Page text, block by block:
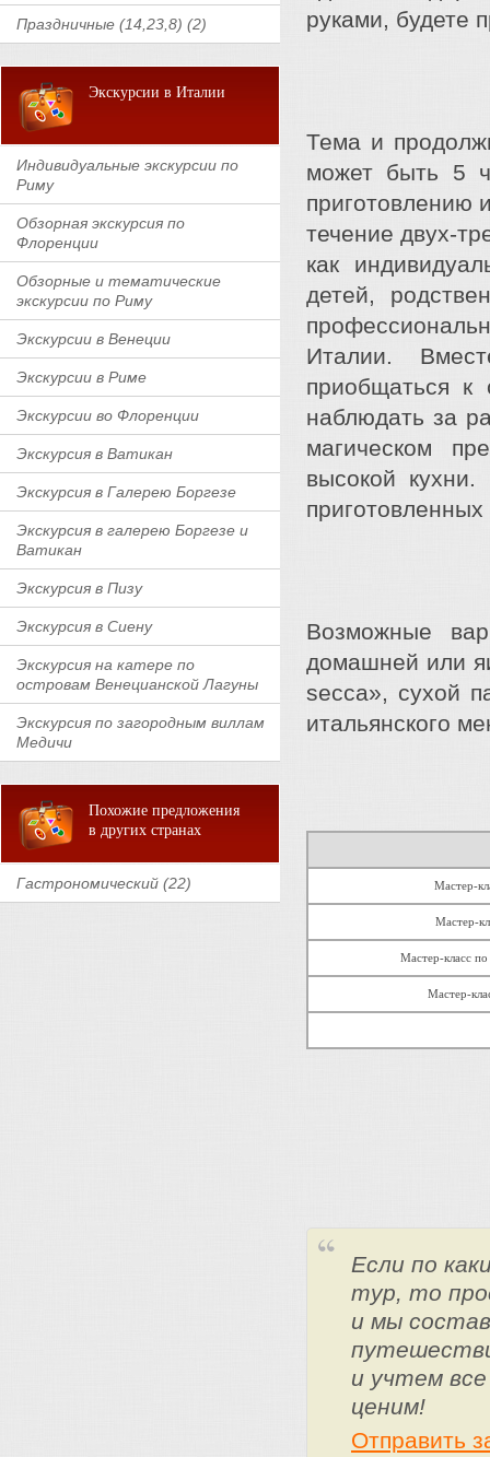
Праздничные (14,23,8) (2)
Экскурсии в Италии
Индивидуальные экскурсии по
Риму
Обзорная экскурсия по
Флоренции
Обзорные и тематические
экскурсии по Риму
Экскурсии в Венеции
Экскурсии в Риме
Экскурсии во Флоренции
Экскурсия в Ватикан
Экскурсия в Галерею Боргезе
Экскурсия в галерею Боргезе и
Ватикан
Экскурсия в Пизу
Экскурсия в Сиену
Экскурсия на катере по
островам Венецианской Лагуны
Экскурсия по загородным виллам
Медичи
Похожие предложения
в других странах
Гастрономический (22)
руками, будете
Тема и
может быть 5
приготовлению
течение двух-
как
детей,
Италии.
приобщаться к
наблюдать за
магическом
высокой
Возможные
домашней или
secca», сухой
итальянского
Мастер-
Мастер-
Мастер-класс
Мастер-
Если по
тур, то
и мы
и учтем
ценим!
Отправить